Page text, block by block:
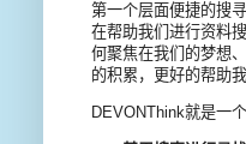
第一个层面便捷的搜
在帮助我们进行资料
何聚焦在我们的梦想
的积累，更好的帮助
DEVONThink就是一